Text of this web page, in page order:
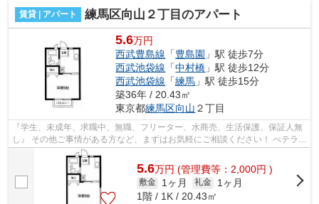
賃貸 | アパート 練馬区向山２丁目のアパート
5.6万円
西武豊島線 「豊島園 」駅 徒歩7分
西武池袋線 「中村橋 」駅 徒歩12分
西武池袋線 「練馬 」駅 徒歩15分
築36年 / 20.43㎡
東京都練馬区向山 ２丁目
『学生、未成年、求職中、無職、フリーター、水商売、生活保護、保証人無
し』 その他ご事情がある方など、まずはお気軽にご相談ください！ べテラン
スタッフが対応致しますのでご希望...
5.6万円 (管理費等：2,000円 )
敷金 1ヶ月 礼金
1ヶ月
1階 / 1K / 20.43㎡